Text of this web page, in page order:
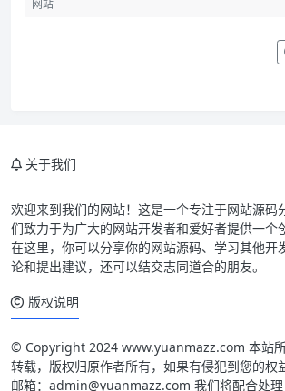
文件下载
关于我们
欢迎来到我们的网站！这是一个专注于网站源码
们致力于为广大的网站开发者和爱好者提供一个
在这里，你可以分享你的网站源码、学习其他开
论和提出建议，还可以结交志同道合的朋友。
版权说明
© Copyright 2024 www.yuanmazz.com 本站所
转载，版权归原作者所有，如果有侵犯到您的权
邮箱：admin@yuanmazz.com 我们将配合处理